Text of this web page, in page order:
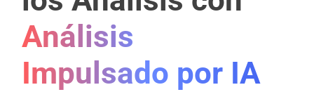
Análisis
Impulsado por IA